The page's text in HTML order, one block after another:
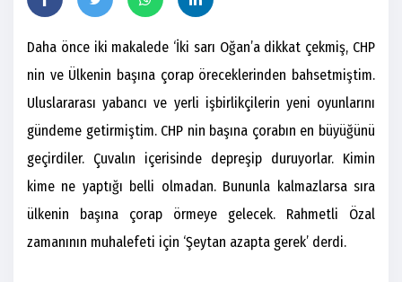
Daha önce iki makalede ‘İki sarı Oğan’a dikkat çekmiş, CHP
nin ve Ülkenin başına çorap öreceklerinden bahsetmiştim.
Uluslararası yabancı ve yerli işbirlikçilerin yeni oyunlarını
gündeme getirmiştim. CHP nin başına çorabın en büyüğünü
geçirdiler. Çuvalın içerisinde depreşip duruyorlar. Kimin
kime ne yaptığı belli olmadan. Bununla kalmazlarsa sıra
ülkenin başına çorap örmeye gelecek. Rahmetli Özal
zamanının muhalefeti için ‘Şeytan azapta gerek’ derdi.